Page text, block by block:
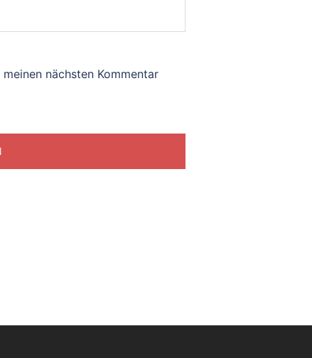
nächsten Kommentar